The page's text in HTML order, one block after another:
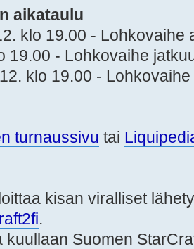
aikataulu
klo 19.00 - Lohkovaihe
19.00 - Lohkovaihe
klo 19.00 -
turnaussivu tai
kisan viralliset
.
kuullaan Suomen